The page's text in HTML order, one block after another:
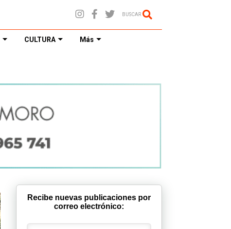
BUSCAR
CULTURA Más
Recibe nuevas publicaciones por
correo electrónico: